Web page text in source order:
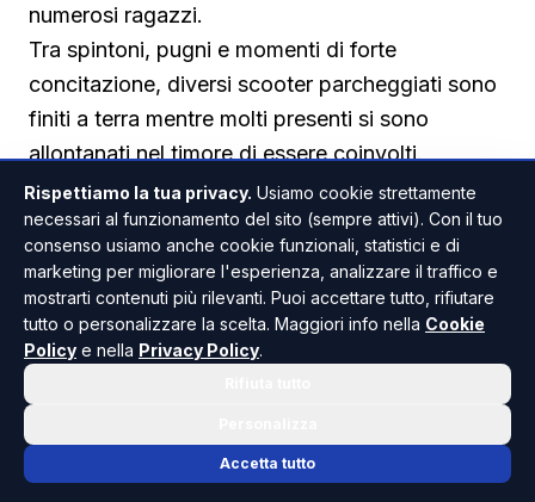
numerosi ragazzi.
Tra spintoni, pugni e momenti di forte
concitazione, diversi scooter parcheggiati sono
finiti a terra mentre molti presenti si sono
allontanati nel timore di essere coinvolti.
Ad avere la peggio è stato un minorenne colpito
al volto durante la colluttazione.
In un primo momento si era temuto un grave
danno all'occhio, ma gli accertamenti medici
hanno successivamente evidenziato un trauma
cranico e un edema oculare, con una prognosi
Le indagini della polizia hanno già portato
Rispettiamo la tua privacy. Usiamo cookie strettamente
necessari al funzionamento del sito (sempre attivi). Con il tuo
consenso usiamo anche cookie funzionali, statistici e di
marketing per migliorare l'esperienza, analizzare il traffico e
mostrarti contenuti più rilevanti. Puoi accettare tutto, rifiutare
tutto o personalizzare la scelta. Maggiori info nella Cookie
Policy e nella Privacy Policy.
Accetta tutto